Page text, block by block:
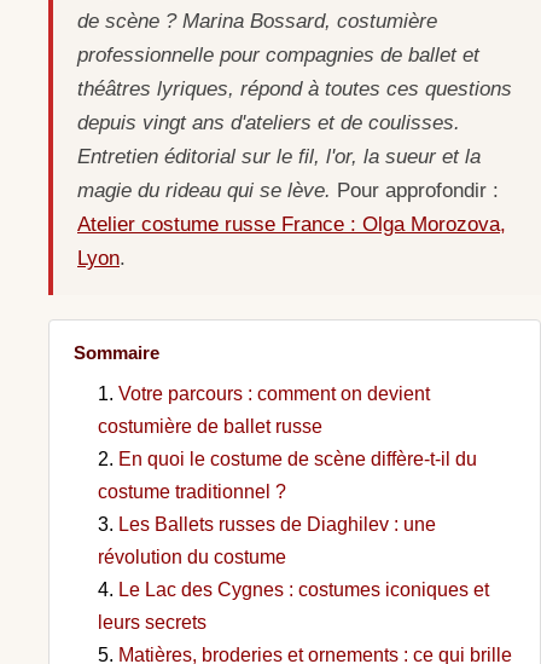
de scène ? Marina Bossard, costumière
professionnelle pour compagnies de ballet et
théâtres lyriques, répond à toutes ces questions
depuis vingt ans d'ateliers et de coulisses.
Entretien éditorial sur le fil, l'or, la sueur et la
magie du rideau qui se lève. Pour approfondir :
Atelier costume russe France : Olga Morozova,
Lyon.
Sommaire
Votre parcours : comment on devient
costumière de ballet russe
En quoi le costume de scène diffère-t-il du
costume traditionnel ?
Les Ballets russes de Diaghilev : une
révolution du costume
Le Lac des Cygnes : costumes iconiques et
leurs secrets
Matières, broderies et ornements : ce qui brille